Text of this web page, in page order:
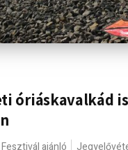
óriáskavalkád
Fesztivál ajánló